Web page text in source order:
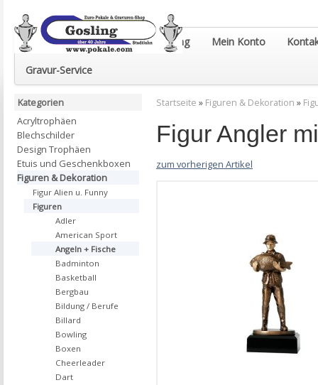
Euro-Pokale & Gravur-Shop Gosling Mein Konto
Gravur-Service
Startseite » Figuren & Dekoration »
Figur Angler
zum vorherigen Artikel
Kategorien
Acryltrophäen
Blechschilder
Design Trophäen
Etuis und Geschenkboxen
Figuren & Dekoration
Figur Alien u. Funny
Figuren
Adler
American Sport
Angeln + Fische
Badminton
Basketball
Bergbau
Bildung / Berufe
Billard
Bowling
Boxen
Cheerleader
Dart